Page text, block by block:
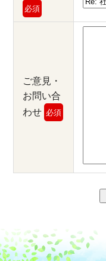
必須
ご意見・
お問い合
わせ 必須